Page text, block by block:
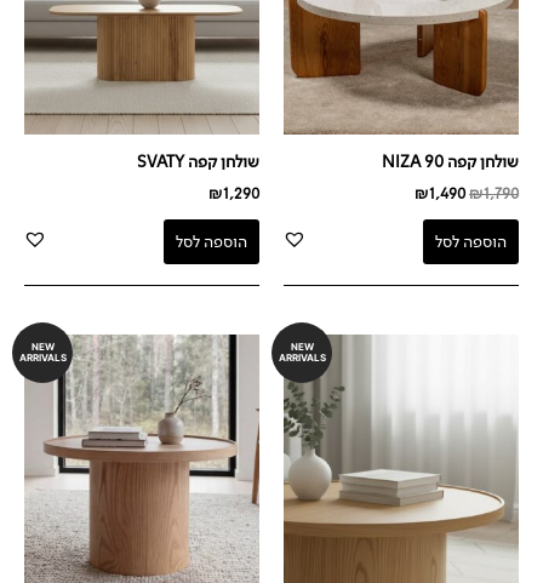
שולחן קפה NIZA 90
₪1,790
₪1,490
הוספה לסל
שולחן קפה SVATY
₪1,290
הוספה לסל
NEW
ARRIVALS
NEW
ARRIVALS